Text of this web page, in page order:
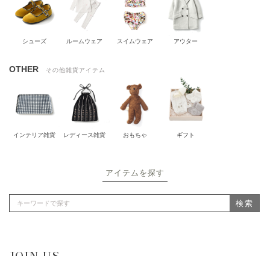
シューズ ルームウェア スイムウェア アウター
OTHER その他雑貨アイテム
インテリア雑貨 レディース雑貨 おもちゃ ギフト
アイテムを探す
検索